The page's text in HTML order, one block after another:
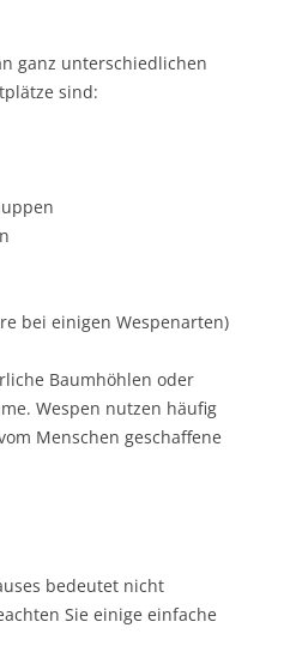
ganz unterschiedlichen
sind:
bei einigen Wespenarten)
Baumhöhlen oder
Wespen nutzen häufig
Menschen geschaffene
bedeutet nicht
Sie einige einfache